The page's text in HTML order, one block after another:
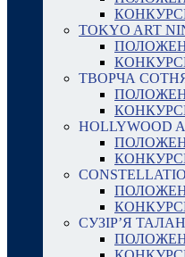
TOKYO ART
ТВОРЧА
HOLLYWOOD
СУЗІР’Я